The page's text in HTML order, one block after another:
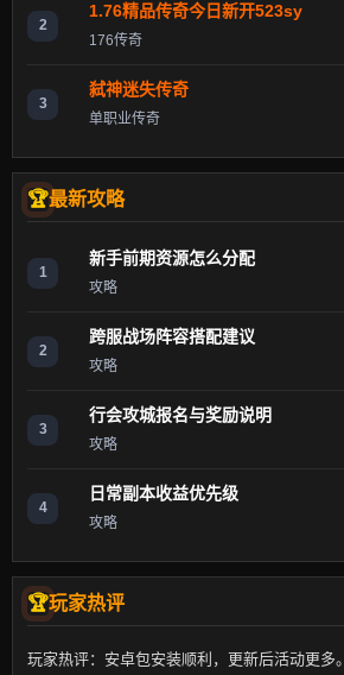
2
1.76精品传奇今日新开523sy
176传奇
3
弑神迷失传奇
单职业传奇
最新攻略
1
新手前期资源怎么分配
攻略
2
跨服战场阵容搭配建议
攻略
3
行会攻城报名与奖励说明
攻略
4
日常副本收益优先级
攻略
玩家热评
玩家热评：安卓包安装顺利，更新后活动更多。